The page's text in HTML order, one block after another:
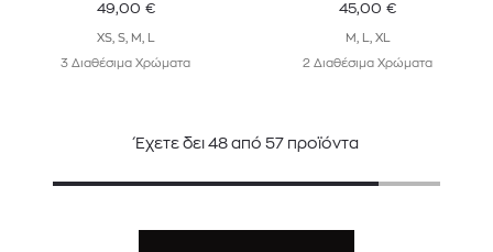
49,00 €
XS, S, M, L
3 Διαθέσιμα Χρώματα
45,00 €
M, L, XL
2 Διαθέσιμα Χρώματα
Έχετε δει 48από 57προϊόντα